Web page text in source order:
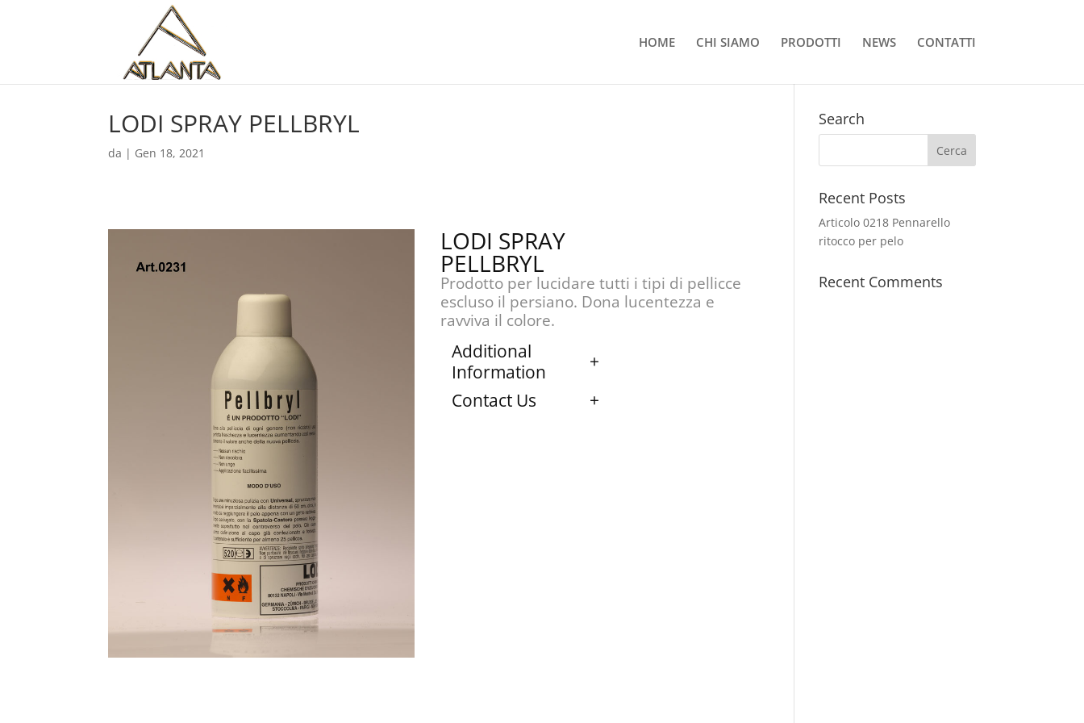
HOME CHI SIAMO PRODOTTI NEWS CONTATTI
LODI SPRAY PELLBRYL
da | Gen 18, 2021
LODI SPRAY
PELLBRYL
Prodotto per lucidare tutti i tipi di pellicce
escluso il persiano. Dona lucentezza e
ravviva il colore.
Additional
Information
Contact Us
Search
Recent Posts
Articolo 0218 Pennarello
ritocco per pelo
Recent Comments